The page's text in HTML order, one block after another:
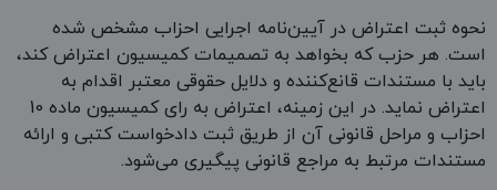
نحوه ثبت اعتراض در آیین‌نامه اجرایی احزاب مشخص شده
است. هر حزب که بخواهد به تصمیمات کمیسیون اعتراض کند،
باید با مستندات قانع‌کننده و دلایل حقوقی معتبر اقدام به
اعتراض نماید. در این زمینه، اعتراض به رای کمیسیون ماده 10
احزاب و مراحل قانونی آن از طریق ثبت دادخواست کتبی و ارائه
مستندات مرتبط به مراجع قانونی پیگیری می‌شود.